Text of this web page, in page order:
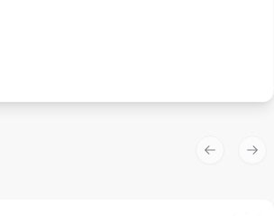
Previous